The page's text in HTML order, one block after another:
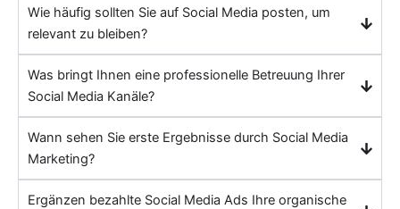
Wie häufig sollten Sie auf Social Media posten, um
relevant zu bleiben?
Was bringt Ihnen eine professionelle Betreuung Ihrer
Social Media Kanäle?
Wann sehen Sie erste Ergebnisse durch Social Media
Marketing?
Ergänzen bezahlte Social Media Ads Ihre organische